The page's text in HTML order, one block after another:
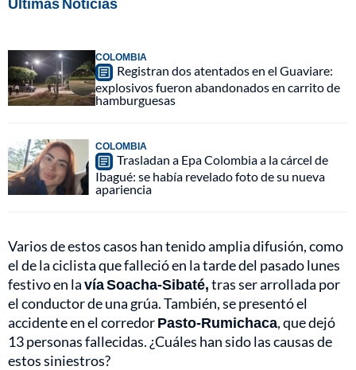
COLOMBIA
Registran dos atentados en el Guaviare:
explosivos fueron abandonados en carrito de
hamburguesas
COLOMBIA
Trasladan a Epa Colombia a la cárcel de
Ibagué: se había revelado foto de su nueva
apariencia
Varios de estos casos han tenido amplia difusión, como
el de la ciclista que falleció en la tarde del pasado lunes
festivo en lavía Soacha-Sibaté,tras ser arrollada por
el conductor de una grúa. También, se presentó el
accidente en el corredorPasto-Rumichaca, que dejó
13 personas fallecidas. ¿Cuáles han sido las causas de
estos siniestros?